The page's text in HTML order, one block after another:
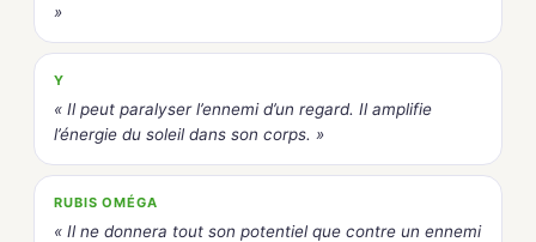
»
Y
« Il peut paralyser l’ennemi d’un regard. Il amplifie
l’énergie du soleil dans son corps. »
RUBIS OMÉGA
« Il ne donnera tout son potentiel que contre un ennemi